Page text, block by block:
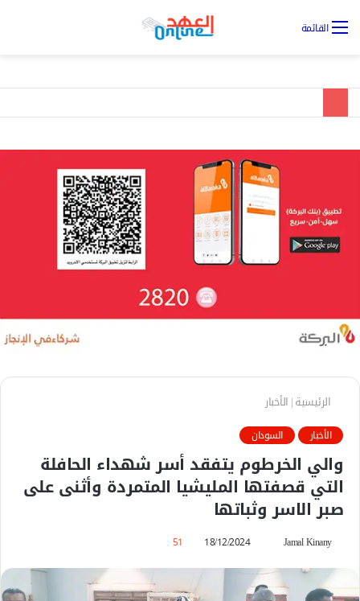
القائمة
الرئيسية| الأخبار
الأخبار السودان
والي الخرطوم يتفقد أسر شهداء الحافلة
التي قصفتها المليشيا المتمردة وأثنى على
صبر الاسر وثباتها
Jamal Kinany
س
18/12/2024
51